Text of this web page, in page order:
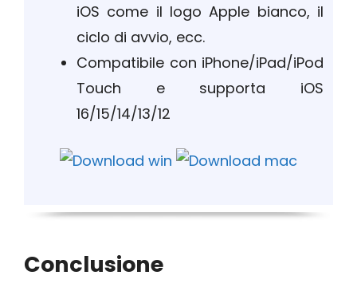
iOS come il logo Apple bianco, il
ciclo di avvio, ecc.
Compatibile con iPhone/iPad/iPod
Touch e supporta iOS
16/15/14/13/12
Conclusione